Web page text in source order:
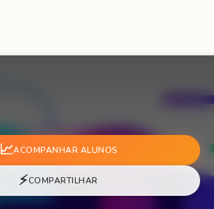
📈ACOMPANHAR ALUNOS
⚡COMPARTILHAR